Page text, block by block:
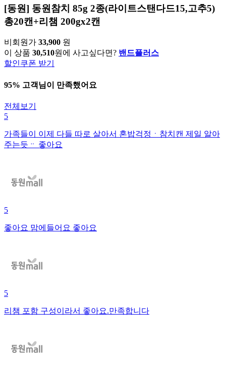
[동원] 동원참치 85g 2종(라이트스탠다드15,고추5)
총20캔+리챔 200gx2캔
비회원가 33,900 원
이 상품 30,510원에 사고싶다면? 밴드플러스
할인쿠폰 받기
95% 고객님이 만족했어요
전체보기
5
가족들이 이제 다들 따로 살아서 혼밥걱정ㆍ참치캔 제일 알아
주는듯ᆢ 좋아요
5
좋아요 맘에들어요 좋아요
5
리챔 포함 구성이라서 좋아요.만족합니다